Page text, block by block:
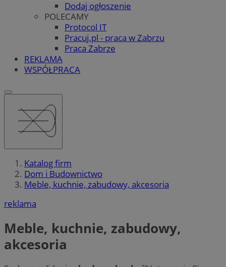
Dodaj ogłoszenie
POLECAMY
Protocol IT
Pracuj.pl - praca w Zabrzu
Praca Zabrze
REKLAMA
WSPÓŁPRACA
Katalog firm
Dom i Budownictwo
Meble, kuchnie, zabudowy, akcesoria
reklama
Meble, kuchnie, zabudowy,
akcesoria